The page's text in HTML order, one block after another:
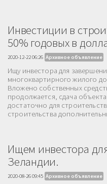
Инвестиции в
50% годовых в
2020-12-22 06:26 Архивное объявление
Ищу инвестора для
многоквартирного жилого
Вложено собственных
продолжается, сдача
достаточно для
строительства
Ищем инвестора
Зеландии.
2020-08-26 09:45 Архивное объявление